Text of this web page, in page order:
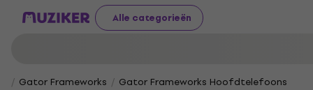
Alle categorieën
Gator Frameworks Gator Frameworks Hoofdtelefoons